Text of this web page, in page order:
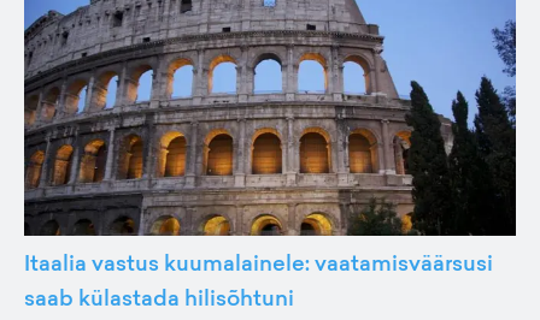
Itaalia vastus kuumalainele: vaatamisväärsusi
saab külastada hilisõhtuni